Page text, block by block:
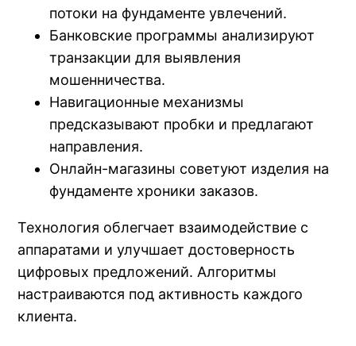
потоки на фундаменте увлечений.
Банковские программы анализируют
транзакции для выявления
мошенничества.
Навигационные механизмы
предсказывают пробки и предлагают
направления.
Онлайн-магазины советуют изделия на
фундаменте хроники заказов.
Технология облегчает взаимодействие с
аппаратами и улучшает достоверность
цифровых предложений. Алгоритмы
настраиваются под активность каждого
клиента.